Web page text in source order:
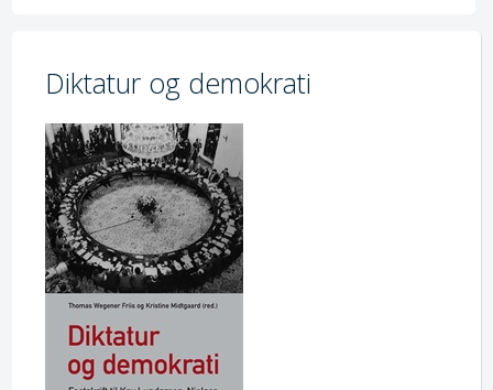
Diktatur og demokrati